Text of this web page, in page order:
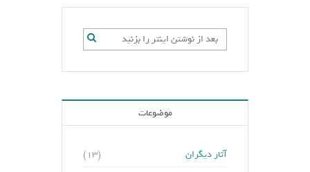
موضوعات
آثار دیگران
(۱۳)